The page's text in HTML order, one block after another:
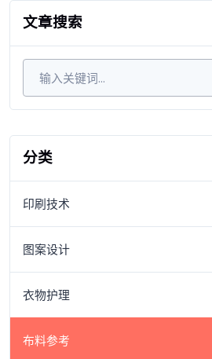
文章搜索
分类
印刷技术
图案设计
衣物护理
布料参考